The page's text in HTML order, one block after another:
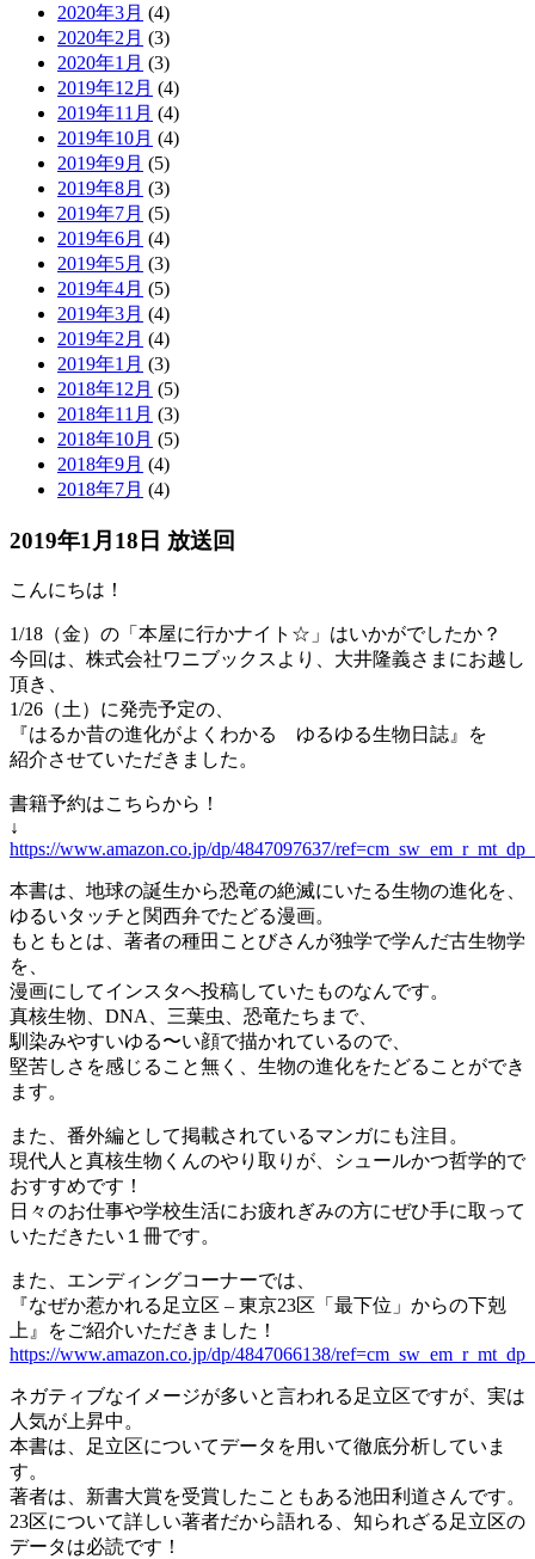
2020年3月 (4)
2020年2月 (3)
2020年1月 (3)
2019年12月 (4)
2019年11月 (4)
2019年10月 (4)
2019年9月 (5)
2019年8月 (3)
2019年7月 (5)
2019年6月 (4)
2019年5月 (3)
2019年4月 (5)
2019年3月 (4)
2019年2月 (4)
2019年1月 (3)
2018年12月 (5)
2018年11月 (3)
2018年10月 (5)
2018年9月 (4)
2018年7月 (4)
2019年1月18日 放送回
こんにちは！
1/18（金）の「本屋に行かナイト☆」はいかがでしたか？
今回は、株式会社ワニブックスより、大井隆義さまにお越し
頂き、
1/26（土）に発売予定の、
『はるか昔の進化がよくわかる ゆるゆる生物日誌』を
紹介させていただきました。
書籍予約はこちらから！
↓
https://www.amazon.co.jp/dp/4847097637/
本書は、地球の誕生から恐竜の絶滅にいたる生物の進化を、
ゆるいタッチと関西弁でたどる漫画。
もともとは、著者の種田ことびさんが独学で学んだ古生物学
を、
漫画にしてインスタへ投稿していたものなんです。
真核生物、DNA、三葉虫、恐竜たちまで、
馴染みやすいゆる〜い顔で描かれているので、
堅苦しさを感じること無く、生物の進化をたどることができ
ます。
また、番外編として掲載されているマンガにも注目。
現代人と真核生物くんのやり取りが、シュールかつ哲学的で
おすすめです！
日々のお仕事や学校生活にお疲れぎみの方にぜひ手に取って
いただきたい１冊です。
また、エンディングコーナーでは、
『なぜか惹かれる足立区 – 東京23区「最下位」からの下剋
上』をご紹介いただきました！
https://www.amazon.co.jp/dp/4847066138/
ネガティブなイメージが多いと言われる足立区ですが、実は
人気が上昇中。
本書は、足立区についてデータを用いて徹底分析していま
す。
著者は、新書大賞を受賞したこともある池田利道さんです。
23区について詳しい著者だから語れる、知られざる足立区の
データは必読です！